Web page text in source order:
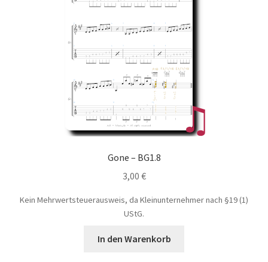
Gone – BG1.8
3,00 €
Kein Mehrwertsteuerausweis, da Kleinunternehmer nach §19 (1)
UStG.
In den Warenkorb